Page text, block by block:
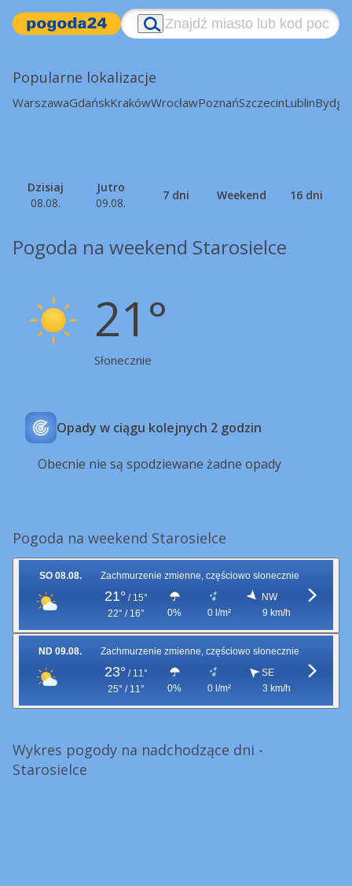
Popularne lokalizacje
WarszawaGdańskKrakówWrocławPoznańSzczecinLublin
Dzisiaj
08.08.
Jutro
09.08.
7 dni Weekend 16 dni
Pogoda na weekend Starosielce
21°
Słonecznie
Opady w ciągu kolejnych 2 godzin
Obecnie nie są spodziewane żadne opady
Pogoda na weekend Starosielce
SO 08.08. Zachmurzenie zmienne, częściowo słonecznie
21° / 15°
22° / 16°
0% 0 l/m²
NW
9 km/h
ND 09.08. Zachmurzenie zmienne, częściowo słonecznie
23° / 11°
25° / 11°
0% 0 l/m²
SE
3 km/h
Wykres pogody na nadchodzące dni -
Starosielce